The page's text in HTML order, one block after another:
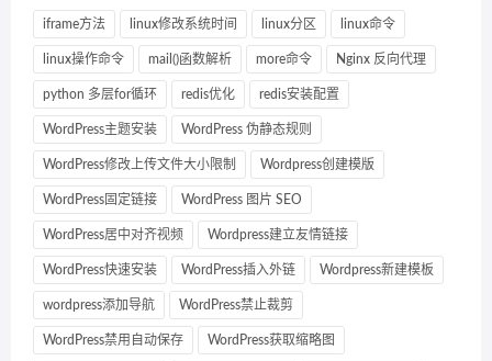
iframe方法 linux修改系统时间 linux分区 linux命令
linux操作命令 mail()函数解析 more命令 Nginx 反向代理
python 多层for循环 redis优化 redis安装配置
WordPress主题安装 WordPress 伪静态规则
WordPress修改上传文件大小限制 Wordpress创建模版
WordPress固定链接 WordPress 图片 SEO
WordPress居中对齐视频 Wordpress建立友情链接
WordPress快速安装 WordPress插入外链 Wordpress新建模板
wordpress添加导航 WordPress禁止裁剪
WordPress禁用自动保存 WordPress获取缩略图